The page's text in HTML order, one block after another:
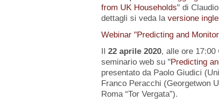
from UK Households" di
dettagli si veda la versione
Webinar "Predicting and
Il 22 aprile 2020, alle ore 17:00
seminario web su "Predicting
presentato da Paolo Giudici
Franco Peracchi (Georgetwon
Roma “Tor Vergata”).